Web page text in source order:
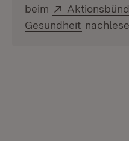
beim
Extern:
Gesundheit (Öffnet